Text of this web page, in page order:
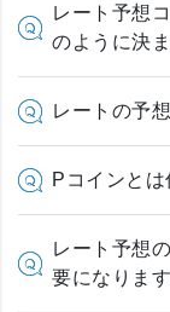
レート予想
のように決
レートの予
Pコインとは
レート予想
要になりま